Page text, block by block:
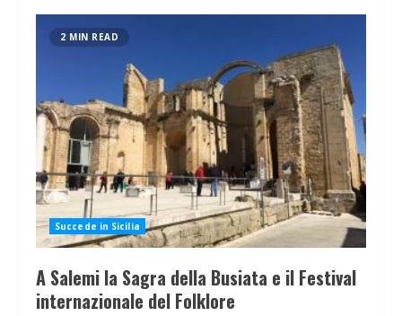
2 MIN READ
Succede in Sicilia
A Salemi la Sagra della Busiata e il Festival
internazionale del Folklore